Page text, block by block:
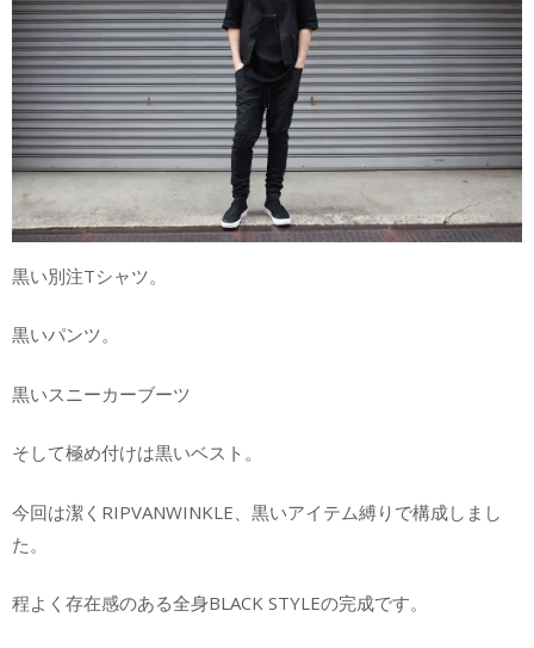
黒い別注Tシャツ。
黒いパンツ。
黒いスニーカーブーツ
そして極め付けは黒いベスト。
今回は潔くRIPVANWINKLE、黒いアイテム縛りで構成しまし
た。
程よく存在感のある全身BLACK STYLEの完成です。